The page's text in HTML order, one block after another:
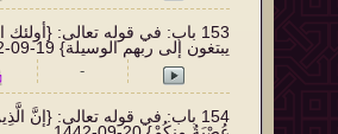
153 ‌‌باب: في قوله تعالى:
يبتغون إلى ربهم الوسيلة} 19-09-1442
-
154 ‌‌باب: في قوله تعالى: {إنَّ